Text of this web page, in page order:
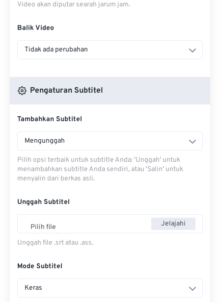
Video akan diputar searah jarum jam.
Balik Video
Tidak ada perubahan
Pengaturan Subtitel
Tambahkan Subtitel
Mengunggah
Pilih opsi terbaik untuk subtitle Anda: 'Unggah' untuk
menambahkan subtitle Anda sendiri, atau 'Salin' untuk
menyalin dari berkas asli.
Unggah Subtitel
Pilih file Jelajahi
Unggah file .srt atau .ass.
Mode Subtitel
Keras